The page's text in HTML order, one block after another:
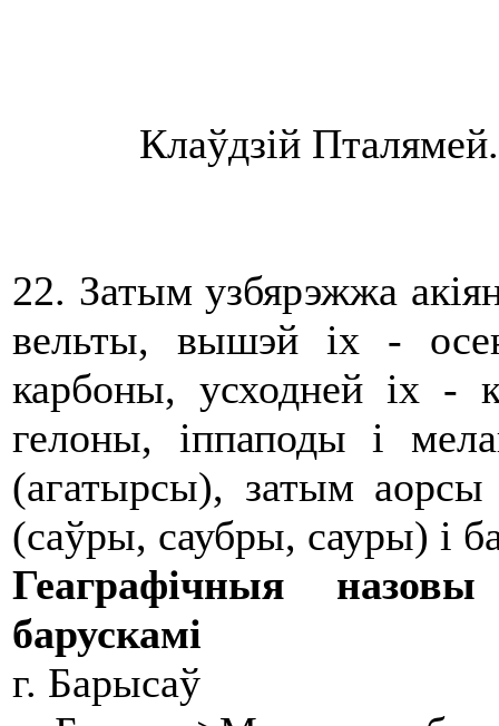
Клаўдзій Пталямей.
22. Затым узбярэжжа
вельты, вышэй іх -
карбоны, усходней іх -
гелоны, іппаподы і
(агатырсы), затым
(саўры, саубры, сауры) і
Геаграфічныя
барускамі
г. Барысаў